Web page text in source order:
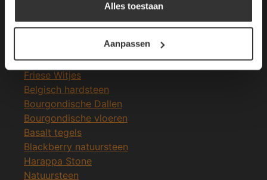
Alles toestaan
Aanpassen
Leisteen terrastegels
Marmer tegels
Friese Witjes
Belgisch hardsteen
Bourgondische Dallen
Bourgondische vloeren
Basalt tegels
Blackberry natuursteen
Harappa Stone
Natuursteen
DETAILS WEERGEVEN